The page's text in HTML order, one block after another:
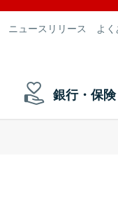
ニュースリリース よ
銀行・保険